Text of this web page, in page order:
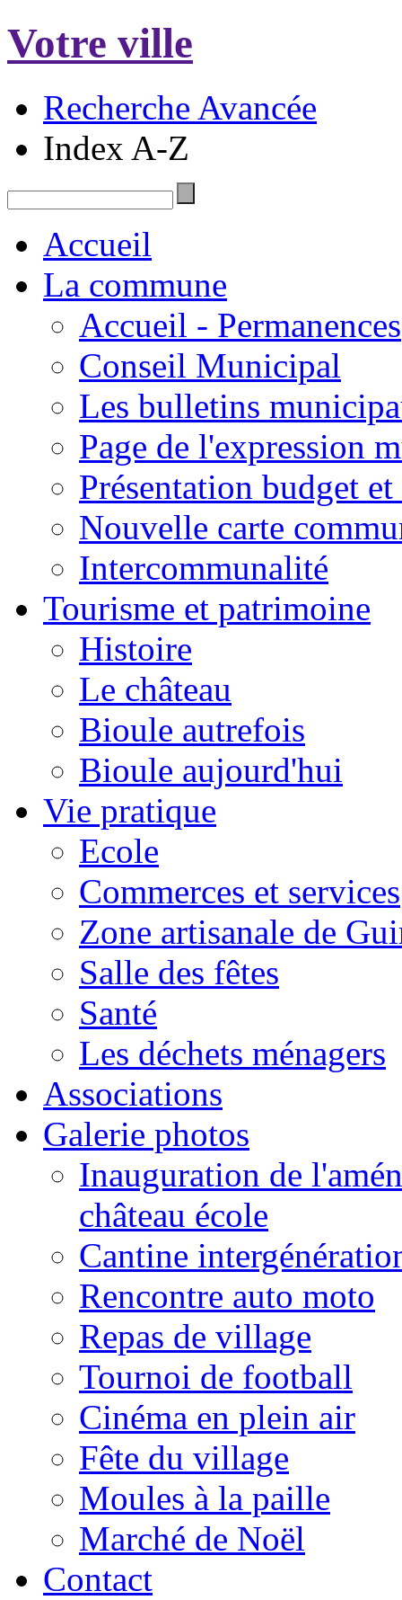
Votre ville
Recherche Avancée
Index A-Z
Accueil
La commune
Accueil - Permanences
Conseil Municipal
Les bulletins
Page de l'expression
Présentation budget
Nouvelle carte
Intercommunalité
Tourisme et patrimoine
Histoire
Le château
Bioule autrefois
Bioule aujourd'hui
Vie pratique
Ecole
Commerces et services
Zone artisanale de
Salle des fêtes
Santé
Les déchets ménagers
Associations
Galerie photos
Inauguration de
château école
Cantine
Rencontre auto moto
Repas de village
Tournoi de football
Cinéma en plein air
Fête du village
Moules à la paille
Marché de Noël
Contact